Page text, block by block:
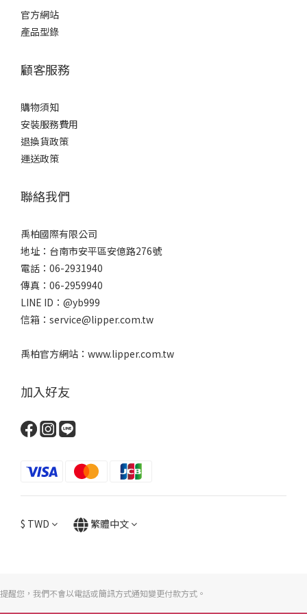
官方網站
產品型錄
顧客服務
購物須知
安裝服務費用
退換貨政策
運送政策
聯絡我們
禹柏國際有限公司
地址：台南市安平區安億路276號
電話：06-2931940
傳真：06-2959940
LINE ID：@yb999
信箱：service@lipper.com.tw
禹柏官方網站：www.lipper.com.tw
加入好友
$ TWD 繁體中文
提醒您，我們不會以電話或簡訊方式通知變更付款方式。